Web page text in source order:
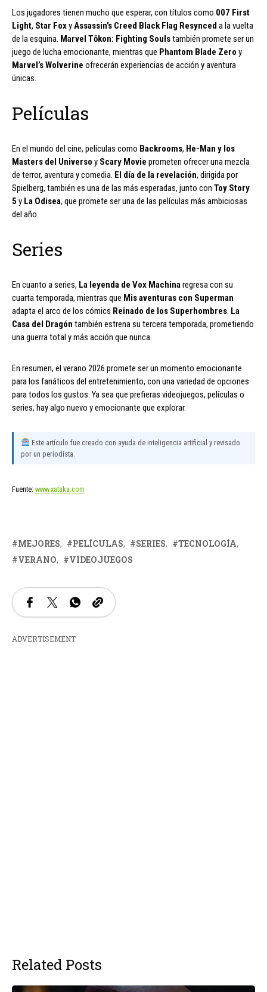
Los jugadores tienen mucho que esperar, con títulos como 007 First
Light, Star FoxyAssassin’s Creed Black Flag Resynced a la vuelta
de la esquina. Marvel Tōkon: Fighting Soulstambién promete ser un
juego de lucha emocionante, mientras que Phantom Blade Zero y
Marvel’s Wolverine ofrecerán experiencias de acción y aventura
únicas.
Películas
En el mundo del cine, películas como Backrooms, He-Man y los
Masters del Universo y Scary Movie prometen ofrecer una mezcla
de terror, aventura y comedia. El día de la revelación, dirigida por
Spielberg, también es una de las más esperadas, junto con Toy Story
5 y La Odisea, que promete ser una de las películas más ambiciosas
del año.
Series
En cuanto a series, La leyenda de Vox Machinaregresa con su
cuarta temporada, mientras que Mis aventuras con Superman
adapta el arco de los cómics Reinado de los Superhombres. La
Casa del Dragón también estrena su tercera temporada, prometiendo
una guerra total y más acción que nunca.
En resumen, el verano 2026 promete ser un momento emocionante
para los fanáticos del entretenimiento, con una variedad de opciones
para todos los gustos. Ya sea que prefieras videojuegos, películas o
series, hay algo nuevo y emocionante que explorar.
Este artículo fue creado con ayuda de inteligencia artificial y revisado
por un periodista.
Fuente: www.xataka.com
MEJORES PELÍCULAS SERIES
TECNOLOGÍA
VERANO
VIDEOJUEGOS
ADVERTISEMENT
Related Posts